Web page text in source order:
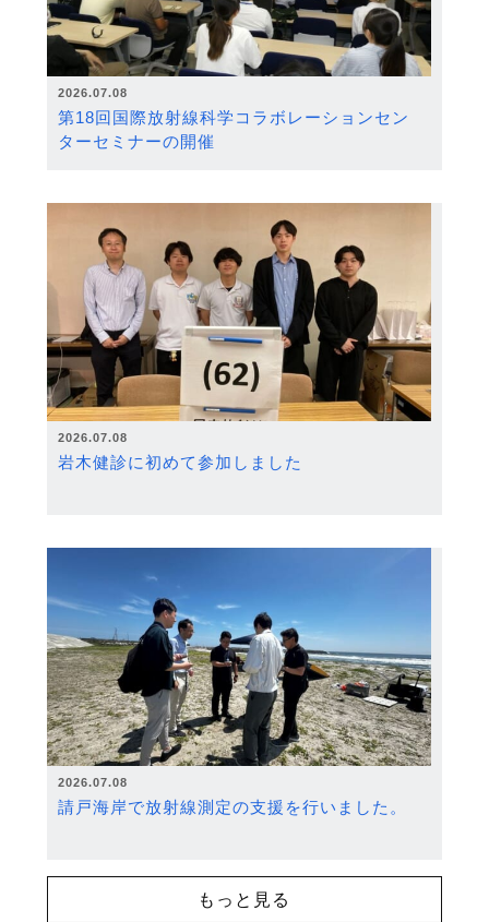
2026.07.08
第18回国際放射線科学コラボレーションセン
ターセミナーの開催
2026.07.08
岩木健診に初めて参加しました
2026.07.08
請戸海岸で放射線測定の支援を行いました。
もっと見る